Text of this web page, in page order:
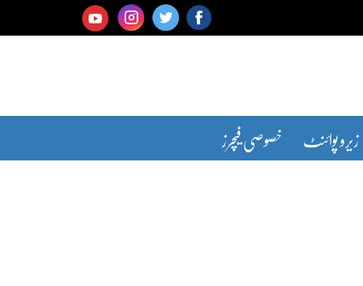
زیرو پوائنٹ خصوصی فیچرز